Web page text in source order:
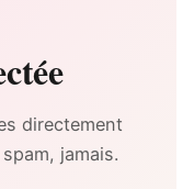
directement
jamais.